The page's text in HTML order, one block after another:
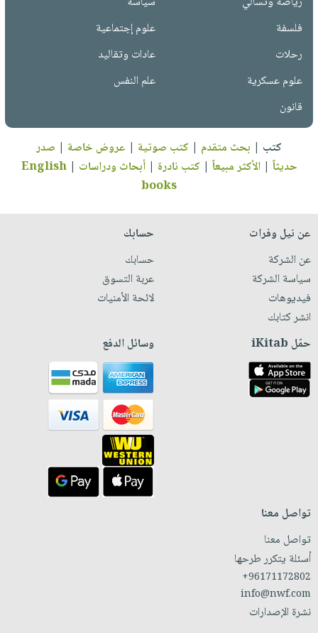
فلسفة
علوم إجتماعية
رحلات
عادات وتقاليد
علوم عسكرية
علم النفس
قانون
كتب | بحث متقدم | كتب صوتية | عروض خاصة | صدر
حديثاً |الأكثر مبيعاً | كتب نادرة |أبحاث ودراسات |
English
books
عن نيل وفرات
عن الشركة
سياسة الشركة
فيديوهات
انشر كتابك
حسابك
حسابك
عربة التسوق
لائحة الأمنيات
حمّل iKitab وسائل الدفع
تواصل معنا
تواصل معنا
أسئلة يتكرر طرحها
+96171172802
info@nwf.com
نشرة الإصدارات